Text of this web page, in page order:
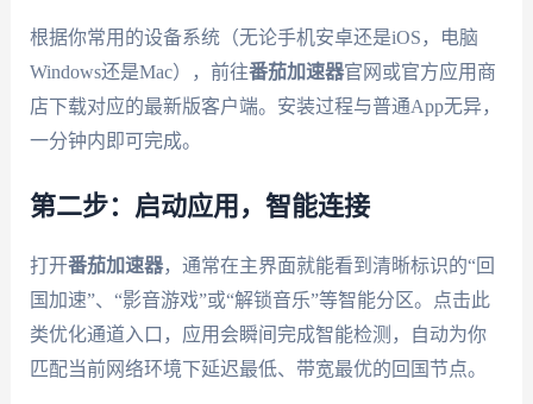
根据你常用的设备系统（无论手机安卓还是iOS，电脑
Windows还是Mac），前往番茄加速器官网或官方应用商
店下载对应的最新版客户端。安装过程与普通App无异，
一分钟内即可完成。
第二步：启动应用，智能连接
打开番茄加速器，通常在主界面就能看到清晰标识的“回
国加速”、“影音游戏”或“解锁音乐”等智能分区。点击此
类优化通道入口，应用会瞬间完成智能检测，自动为你
匹配当前网络环境下延迟最低、带宽最优的回国节点。